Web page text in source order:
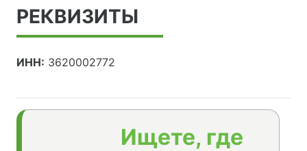
РЕКВИЗИТЫ
ИНН: 3620002772
Ищете, где